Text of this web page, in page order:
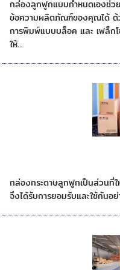
กล่องลูกฟูกแบบกำหนดเองช่ว
ข้อความผลิตภัณฑ์ของคุณได้ ด้
การพิมพ์แบบบล็อค และ เฟล็ก
ให้...
กล่องกระดาษลูกฟูกเป็นส่วนที่
จึงได้รับการยอมรับและใช้กัน